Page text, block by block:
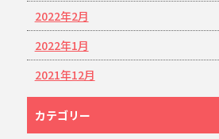
2022年2月
2022年1月
2021年12月
カテゴリー